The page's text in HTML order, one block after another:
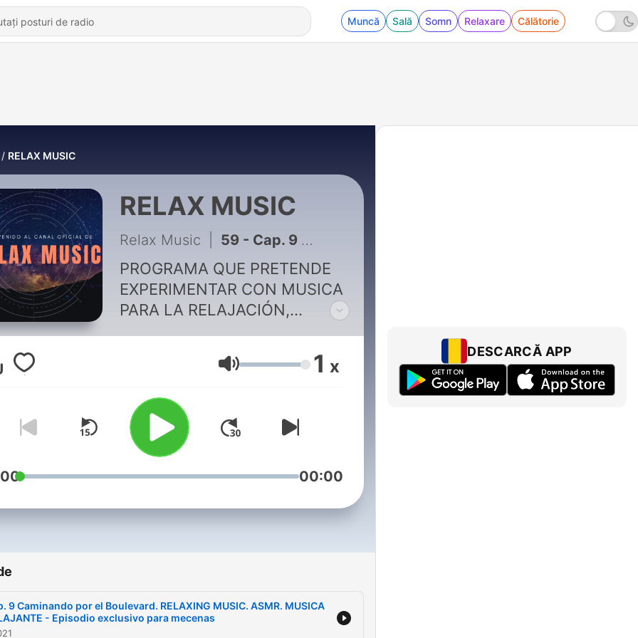
Muncă Sală Somn Relaxare Călătorie
RELAX MUSIC
RELAX MUSIC
Relax Music 59 - Cap. 9 Caminando por el Boulevard. RELAXING MUSIC. ASMR. MUSICA RELAJANTE - Episodio exclusivo para mecenas
PROGRAMA QUE PRETENDE
EXPERIMENTAR CON MUSICA
PARA LA RELAJACIÓN,
ASMR ENCUBIERTO. MUSICA
EXPERIMENTAL PARA
Volum 1 x
00:00
9 Caminando por el Boulevard. RELAXING MUSIC. ASMR. MUSICA
- Episodio exclusivo para mecenas
DESCARCĂ APP